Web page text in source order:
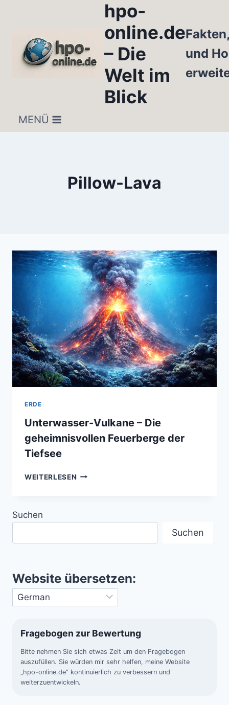
hpo-
online.de
– Die
Welt im
Blick
und
MENÜ
Pillow-Lava
ERDE
Unterwasser-Vulkane – Die
geheimnisvollen Feuerberge der
Tiefsee
WEITERLESEN UNTERWASSER-
Suchen
Suchen
Website übersetzen:
Fragebogen zur Bewertung
Bitte nehmen Sie sich etwas Zeit um den Fragebogen
auszufüllen. Sie würden mir sehr helfen, meine Website
„hpo-online.de“ kontinuierlich zu verbessern und
weiterzuentwickeln.